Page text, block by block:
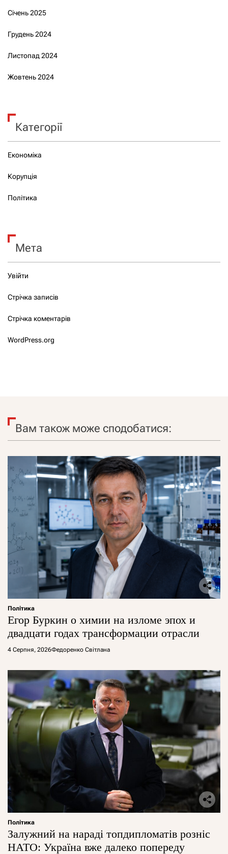
Січень 2025
Грудень 2024
Листопад 2024
Жовтень 2024
Категорії
Економіка
Корупція
Політика
Мета
Увійти
Стрічка записів
Стрічка коментарів
WordPress.org
Вам також може сподобатися:
Політика
Егор Буркин о химии на изломе эпох и
двадцати годах трансформации отрасли
4 Серпня, 2026Федоренко Світлана
Політика
Залужний на нараді топдипломатів розніс
НАТО: Україна вже далеко попереду